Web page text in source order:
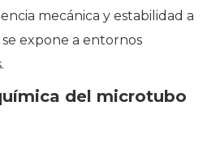
mecánica y estabilidad a
expone a entornos
del microtubo